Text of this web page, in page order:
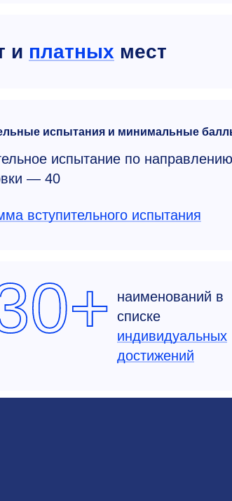
и платных мест
испытания и минимальные
испытание по направлению
— 40
вступительного испытания
наименований в
списке
индивидуальных
достижений